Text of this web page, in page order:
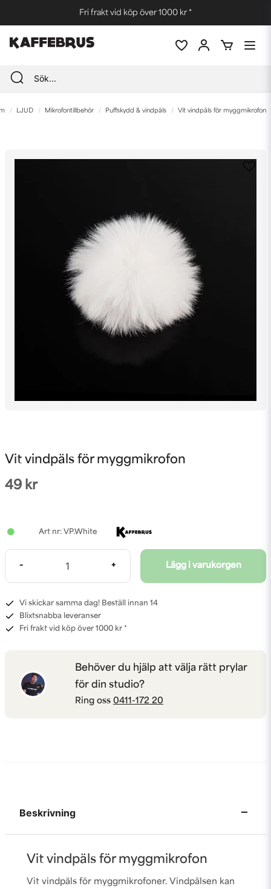
Fri frakt vid köp över 1000 kr *
LJUD Mikrofontillbehör Puffskydd & vindpäls Vit vindpäls för myggmikrofon
Vit vindpäls för myggmikrofon
49 kr
VP.White
- + Lägg i varukorgen
Vi skickar samma dag! Beställ innan 14
Blixtsnabba leveranser
Fri frakt vid köp över 1000 kr *
Behöver du hjälp att välja rätt prylar
för din studio?
Ring oss 0411-172 20
Beskrivning
Vit vindpäls för myggmikrofon
Vit vindpäls för myggmikrofoner. Vindpälsen kan